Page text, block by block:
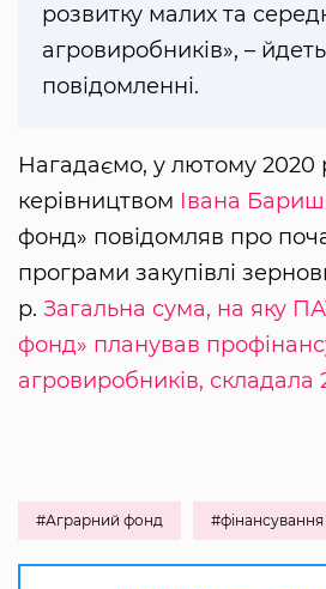
розвитку малих та
агровиробників», –
повідомленні.
Нагадаємо, у лютому 2020
керівництвом Івана
фонд» повідомляв про
програми закупівлі
р. Загальна сума, на яку
фонд» планував
агровиробників, складала
#Аграрний фонд #фінансування